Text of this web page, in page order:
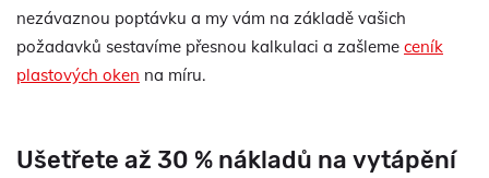
nezávaznou poptávku a my vám na základě vašich
požadavků sestavíme přesnou kalkulaci a zašleme ceník
plastových oken na míru.
Ušetřete až 30 % nákladů na vytápění